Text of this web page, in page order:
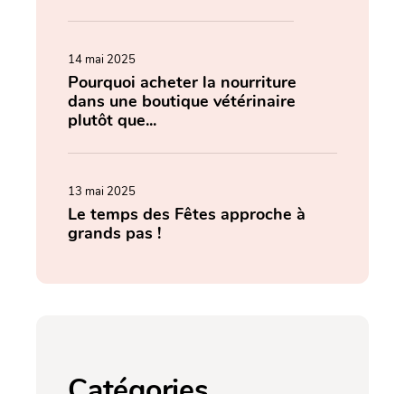
14 mai 2025
Pourquoi acheter la nourriture
dans une boutique vétérinaire
plutôt que...
13 mai 2025
Le temps des Fêtes approche à
grands pas !